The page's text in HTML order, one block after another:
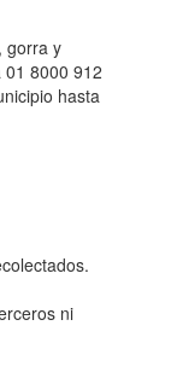
gorra y
8000 912
hasta
ni